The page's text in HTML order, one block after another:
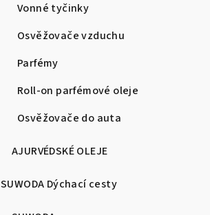
Vonné tyčinky
Osvěžovače vzduchu
Parfémy
Roll-on parfémové oleje
Osvěžovače do auta
AJURVÉDSKÉ OLEJE
SUWODA Dýchací cesty